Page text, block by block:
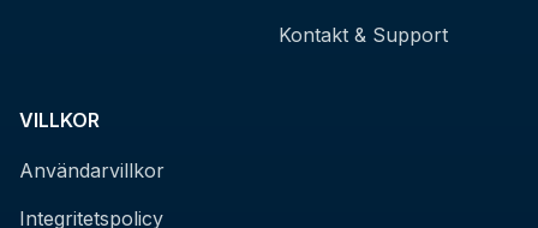
Kontakt & Support
VILLKOR
Användarvillkor
Integritetspolicy